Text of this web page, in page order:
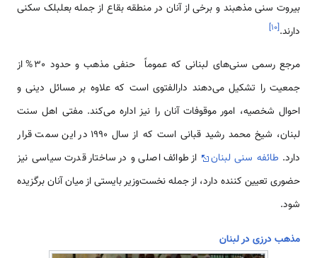
بیروت سنی مذهبند و برخی از آنان در منطقه بقاع از جمله بعلبلک سکنی
دارند.[۱۰]
مرجع رسمی‌ سنی‌های لبنانی که عموماً حنفی مذهب و حدود 30% از
جمعیت را تشکیل می‌دهند دارالفتوی است که علاوه بر مسائل دینی و
احوال شخصیه، امور موقوفات آنان را نیز اداره می‌کند. مفتی اهل سنت
لبنان، شیخ محمد رشید قبانی است که از سال 1990 در این سمت قرار
دارد.طائفه سنی لبنان
از طوائف اصلی و در ساختار قدرت سیاسی نیز
حضوری تعیین کننده دارد، از جمله نخست‌وزیر بایستی از میان آنان برگزیده
شود.
مذهب درزی در لبنان